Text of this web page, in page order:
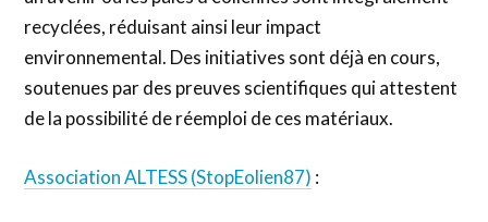
recyclées, réduisant ainsi leur impact
environnemental. Des initiatives sont déjà en cours,
soutenues par des preuves scientifiques qui attestent
de la possibilité de réemploi de ces matériaux.
Association ALTESS (StopEolien87) :